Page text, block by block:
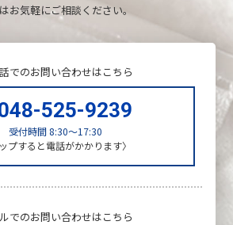
お気軽にご相談ください。
でのお問い合わせはこちら
525-9239
受付時間 8:30～17:30
ップすると電話がかかります〉
でのお問い合わせはこちら